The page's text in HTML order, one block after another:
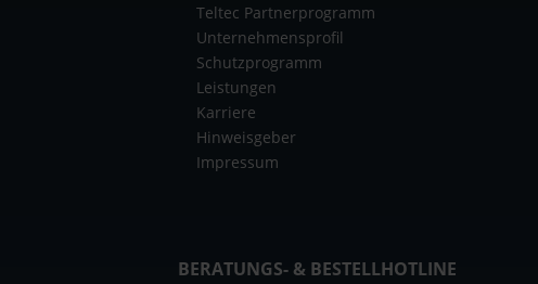
Teltec Partnerprogramm
Unternehmensprofil
Schutzprogramm
Leistungen
Karriere
Hinweisgeber
Impressum
BERATUNGS- & BESTELLHOTLINE